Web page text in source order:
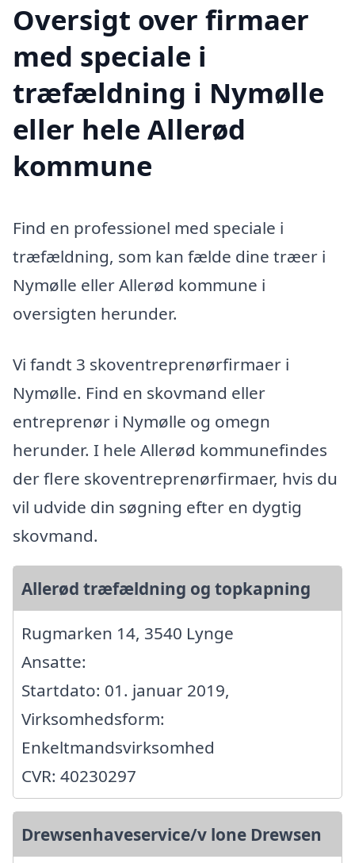
Oversigt over firmaer
med speciale i
træfældning i Nymølle
eller hele Allerød
kommune
Find en professionel med speciale i
træfældning, som kan fælde dine træer i
Nymølle eller Allerød kommune i
oversigten herunder.
Vi fandt 3 skoventreprenørfirmaer i
Nymølle. Find en skovmand eller
entreprenør i Nymølle og omegn
herunder. I hele Allerød kommunefindes
der flere skoventreprenørfirmaer, hvis du
vil udvide din søgning efter en dygtig
skovmand.
Allerød træfældning og topkapning
Rugmarken 14, 3540 Lynge
Ansatte:
Startdato: 01. januar 2019,
Virksomhedsform:
Enkeltmandsvirksomhed
CVR: 40230297
Drewsenhaveservice/v lone Drewsen